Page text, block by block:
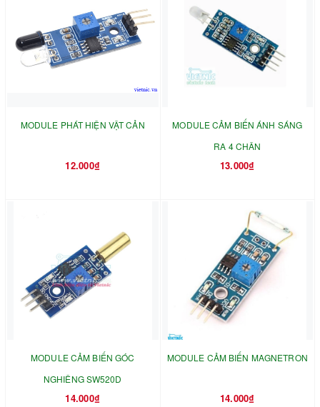
MODULE PHÁT HIỆN VẬT CẢN
12.000₫
MODULE CẢM BIẾN ÁNH SÁNG
RA 4 CHÂN
13.000₫
MODULE CẢM BIẾN GÓC
NGHIÊNG SW520D
14.000₫
MODULE CẢM BIẾN MAGNETRON
14.000₫